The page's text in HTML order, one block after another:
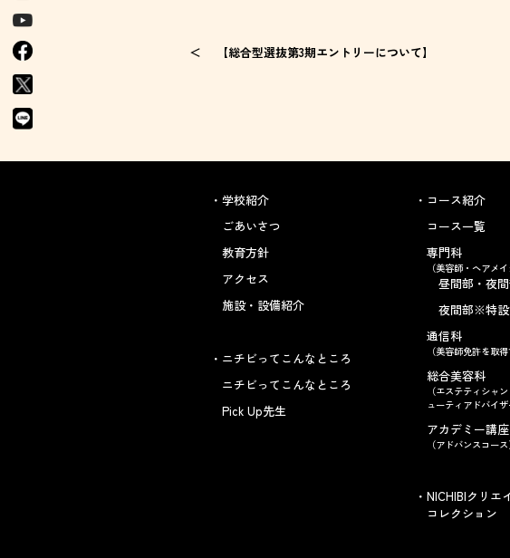
【総合型選抜第3期エントリーについて】
学校紹介
ごあいさつ
教育方針
アクセス
施設・設備紹介
ニチビってこんなところ
ニチビってこんなところ
Pick Up先生
コース紹介
コース一覧
専門科
（美容師・ヘアメ
昼間部・夜
夜間部※特
通信科
（美容師免許を取得
総合美容科
（エステティシ
ューティアドバイザ
アカデミー講座
（アドバンスコース
NICHIBIクリエ
コレクション